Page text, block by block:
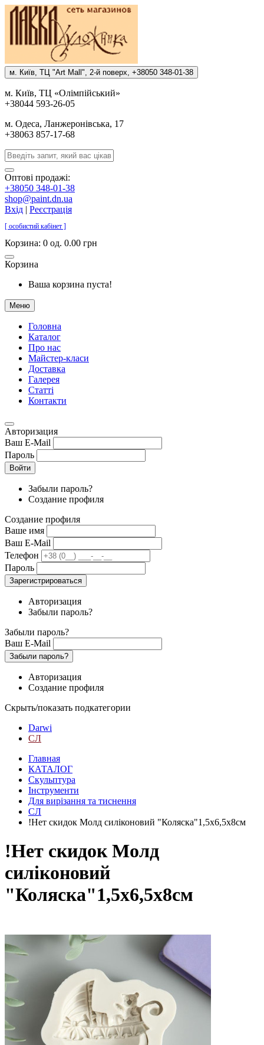
м. Киïв, ТЦ "Art Mall", 2-й поверх, +38050 348-01-38
м. Киïв, ТЦ «Олiмпiйський»
+38044 593-26-05
м. Одеса, Ланжеронiвська, 17
+38063 857-17-68
Оптові продажі:
+38050 348-01-38
shop@paint.dn.ua
Вхід | Реєстрація
[ особистий кабінет ]
Корзина: 0 од. 0.00 грн
Корзина
Ваша корзина пуста!
Меню
Головна
Каталог
Про нас
Майстер-класи
Доставка
Галерея
Статтi
Контакти
Авторизация
Ваш E-Mail
Пароль
Войти
Забыли пароль?
Создание профиля
Создание профиля
Ваше имя
Ваш E-Mail
Телефон
Пароль
Зарегистрироваться
Авторизация
Забыли пароль?
Забыли пароль?
Ваш E-Mail
Забыли пароль?
Авторизация
Создание профиля
Скрыть/показать подкатегории
Darwi
СЛ
Главная
КАТАЛОГ
Скульптура
Інструменти
Для вирізання та тиснення
СЛ
!Нет скидок Молд силіконовий "Коляска"1,5х6,5х8см
!Нет скидок Молд
силіконовий
"Коляска"1,5х6,5х8см